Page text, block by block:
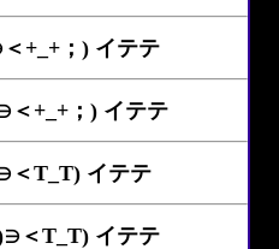
+_+；) イテテ
+_+；) イテテ
＜T_T) イテテ
＜T_T) イテテ